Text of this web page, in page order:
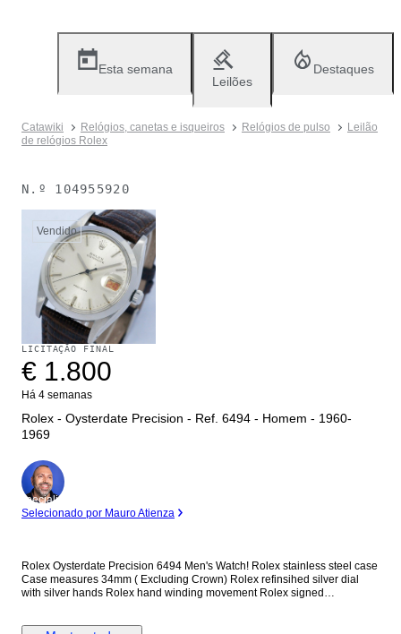
Esta semana
Leilões
Destaques
Catawiki Relógios, canetas e isqueiros Relógios de pulso
Leilão
de relógios Rolex
N.º 104955920
Vendido
LICITAÇÃO FINAL
€ 1.800
Há 4 semanas
Rolex - Oysterdate Precision - Ref. 6494 - Homem - 1960-
1969
Especialista
Selecionado por Mauro Atienza
Rolex Oysterdate Precision 6494 Men's Watch! Rolex stainless steel case
Case measures 34mm ( Excluding Crown) Rolex refinsihed silver dial
with silver hands Rolex hand winding movement Rolex signed